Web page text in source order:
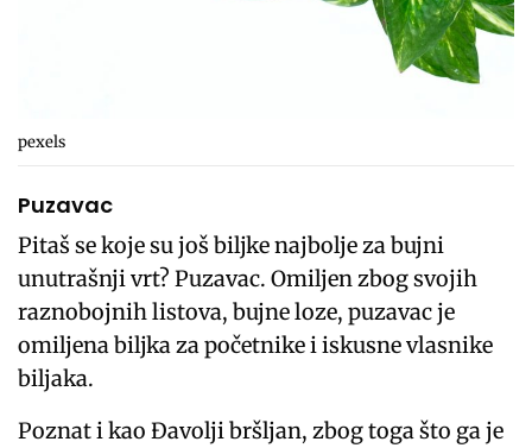
pexels
Puzavac
Pitaš se koje su još biljke najbolje za bujni
unutrašnji vrt? Puzavac. Omiljen zbog svojih
raznobojnih listova, bujne loze, puzavac je
omiljena biljka za početnike i iskusne vlasnike
biljaka.
Poznat i kao Đavolji bršljan, zbog toga što ga je